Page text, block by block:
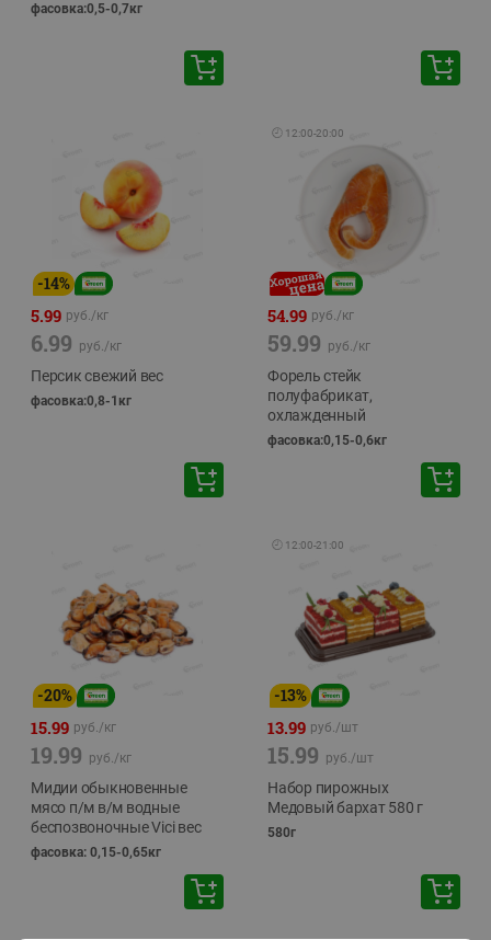
фасовка:0,5-0,7кг
-14%
5.99 руб./кг
6.99 руб./кг
Персик свежий вес
фасовка:0,8-1кг
🕘 12:00-20:00
54.99 руб./кг
59.99 руб./кг
Форель стейк
полуфабрикат,
охлажденный
фасовка:0,15-0,6кг
-20%
15.99 руб./кг
19.99 руб./кг
Мидии обыкновенные
мясо п/м в/м водные
беспозвоночные Vici вес
фасовка: 0,15-0,65кг
🕘 12:00-21:00
-13%
13.99 руб./шт
15.99 руб./шт
Набор пирожных
Медовый бархат 580 г
580г